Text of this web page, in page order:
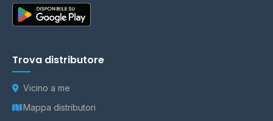
Trova distributore
Vicino a me
Mappa distributori